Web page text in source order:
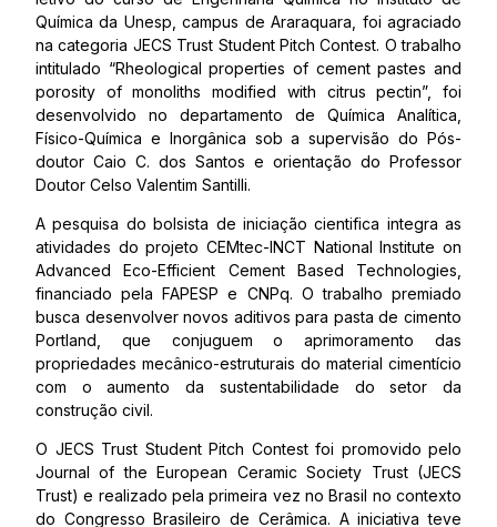
Química da Unesp, campus de Araraquara, foi agraciado
na categoria JECS Trust Student Pitch Contest. O trabalho
intitulado “Rheological properties of cement pastes and
porosity of monoliths modified with citrus pectin”, foi
desenvolvido no departamento de Química Analítica,
Físico-Química e Inorgânica sob a supervisão do Pós-
doutor Caio C. dos Santos e orientação do Professor
Doutor Celso Valentim Santilli.
A pesquisa do bolsista de iniciação cientifica integra as
atividades do projeto CEMtec-INCT National Institute on
Advanced Eco-Efficient Cement Based Technologies,
financiado pela FAPESP e CNPq. O trabalho premiado
busca desenvolver novos aditivos para pasta de cimento
Portland, que conjuguem o aprimoramento das
propriedades mecânico-estruturais do material cimentício
com o aumento da sustentabilidade do setor da
construção civil.
O JECS Trust Student Pitch Contest foi promovido pelo
Journal of the European Ceramic Society Trust (JECS
Trust) e realizado pela primeira vez no Brasil no contexto
do Congresso Brasileiro de Cerâmica. A iniciativa teve